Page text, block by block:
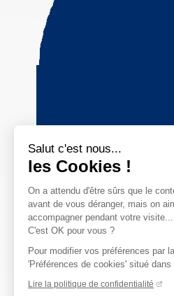
Salut c'est nous...
les Cookies !
On a attendu d'être sûrs que le
avant de vous déranger, mais on
accompagner pendant votre visite...
C'est OK pour vous ?
Pour modifier vos préférences par
'Préférences de cookies' situé dans
Lire la politique de confidentialité